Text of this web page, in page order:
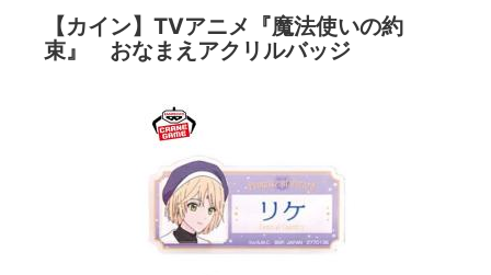
【カイン】TVアニメ『魔法使いの約
束』 おなまえアクリルバッジ